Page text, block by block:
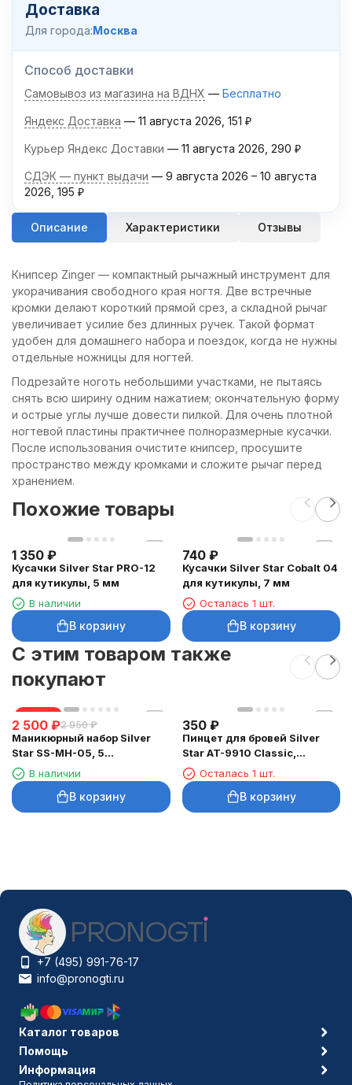
Доставка
Для города:Москва
Способ доставки
Самовывоз из магазина на ВДНХ Бесплатно
Яндекс Доставка 11 августа 2026 151 ₽
Курьер Яндекс Доставки 11 августа 2026 290 ₽
СДЭК — пункт выдачи 9 августа 2026 – 10 августа
2026 195 ₽
Описание Характеристики Отзывы
Книпсер Zinger — компактный рычажный инструмент для
укорачивания свободного края ногтя. Две встречные
кромки делают короткий прямой срез, а складной рычаг
увеличивает усилие без длинных ручек. Такой формат
удобен для домашнего набора и поездок, когда не нужны
отдельные ножницы для ногтей.
Подрезайте ноготь небольшими участками, не пытаясь
снять всю ширину одним нажатием; окончательную форму
и острые углы лучше довести пилкой. Для очень плотной
ногтевой пластины практичнее полноразмерные кусачки.
После использования очистите книпсер, просушите
пространство между кромками и сложите рычаг перед
хранением.
Похожие товары
1 350 ₽
Кусачки Silver Star PRO-12
для кутикулы, 5 мм
В наличии
В корзину
740 ₽
Кусачки Silver Star Cobalt 04
для кутикулы, 7 мм
Осталась 1 шт.
В корзину
C этим товаром также
покупают
скидка
2 500 ₽2 950 ₽
Маникюрный набор Silver
Star SS-MH-05, 5
предметов, дизайны
В наличии
В корзину
350 ₽
Пинцет для бровей Silver
Star AT-9910 Classic,
скошенный
Осталась 1 шт.
В корзину
+7 (495) 991-76-17
info@pronogti.ru
Каталог товаров
Помощь
Информация